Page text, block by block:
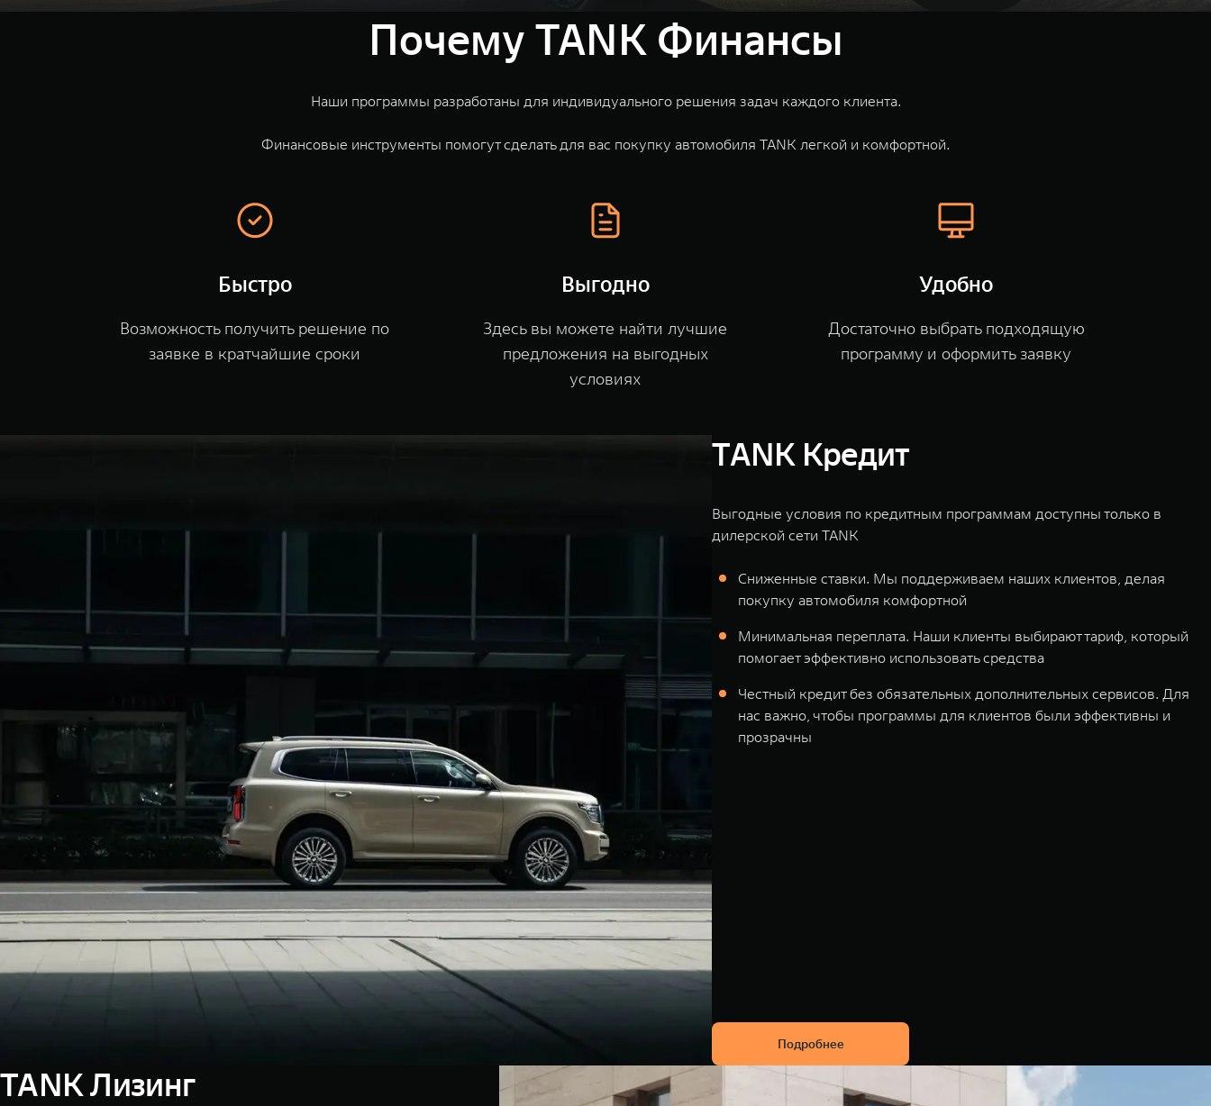
Почему TANK Финансы
Наши программы разработаны для индивидуального решения задач каждого клиента.⁣⁣⁣⁣
Финансовые инструменты помогут сделать для вас покупку автомобиля TANK легкой и комфортной.
Быстро
Возможность получить решение по
заявке в кратчайшие сроки
Выгодно
Здесь вы можете найти лучшие
предложения на выгодных
условиях
Удобно
Достаточно выбрать подходящую
программу и оформить заявку
TANK Кредит
Выгодные условия по кредитным программам доступны только в
дилерской сети TANK
Сниженные ставки. Мы поддерживаем наших клиентов, делая
покупку автомобиля комфортной
Минимальная переплата. Наши клиенты выбирают тариф, который
помогает эффективно использовать средства
Честный кредит без обязательных дополнительных сервисов. Для
нас важно, чтобы программы для клиентов были эффективны и
прозрачны
Подробнее
TANK Лизинг